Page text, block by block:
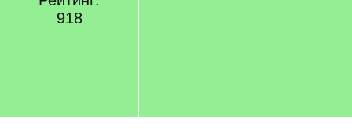
918